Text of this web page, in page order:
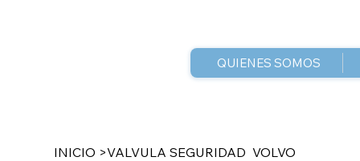
QUIENES SOMOS
INICIO >VALVULA SEGURIDAD VOLVO